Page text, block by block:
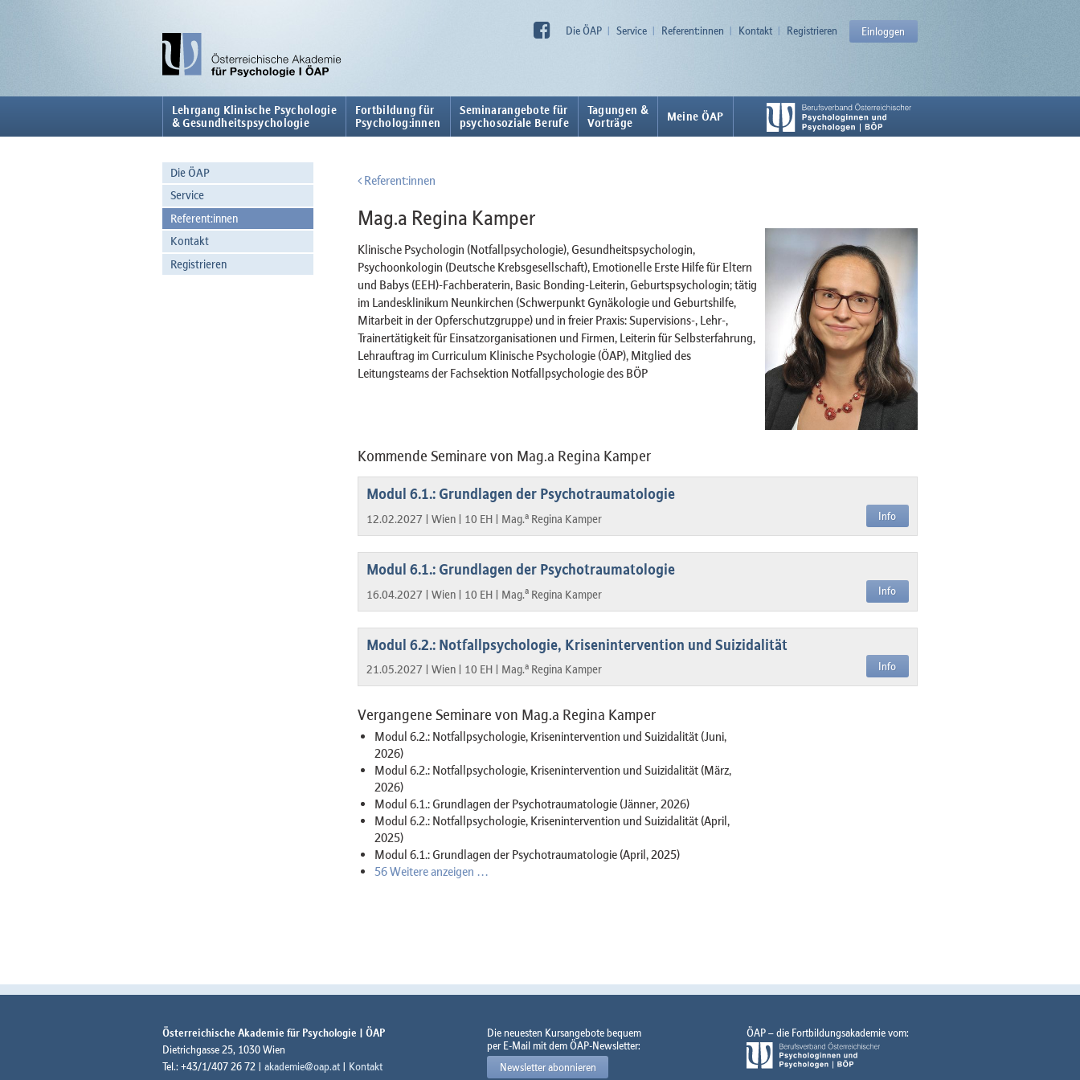
Die ÖAP Service Referent:innen Kontakt Registrieren Einloggen
Lehrgang Klinische Psychologie
& Gesundheitspsychologie
Fortbildung für
Psycholog:innen
Seminarangebote für
psychosoziale Berufe
Tagungen &
Vorträge
Meine ÖAP
Die ÖAP
Service
Referent:innen
Kontakt
Registrieren
Referent:innen
Mag.a Regina Kamper
Klinische Psychologin (Notfallpsychologie), Gesundheitspsychologin,
Psychoonkologin (Deutsche Krebsgesellschaft), Emotionelle Erste Hilfe für Eltern
und Babys (EEH)-Fachberaterin, Basic Bonding-Leiterin, Geburtspsychologin; tätig
im Landesklinikum Neunkirchen (Schwerpunkt Gynäkologie und Geburtshilfe,
Mitarbeit in der Opferschutzgruppe) und in freier Praxis: Supervisions-, Lehr-,
Trainertätigkeit für Einsatzorganisationen und Firmen, Leiterin für Selbsterfahrung,
Lehrauftrag im Curriculum Klinische Psychologie (ÖAP), Mitglied des
Leitungsteams der Fachsektion Notfallpsychologie des BÖP
Kommende Seminare von Mag.a Regina Kamper
Modul 6.1.: Grundlagen der Psychotraumatologie
12.02.2027 | Wien | 10 EH | Mag.aRegina Kamper Info
Modul 6.1.: Grundlagen der Psychotraumatologie
16.04.2027 | Wien | 10 EH | Mag.aRegina Kamper Info
Modul 6.2.: Notfallpsychologie, Krisenintervention und Suizidalität
21.05.2027 | Wien | 10 EH | Mag.aRegina Kamper Info
Vergangene Seminare von Mag.a Regina Kamper
Modul 6.2.: Notfallpsychologie, Krisenintervention und Suizidalität (Juni,
2026)
Modul 6.2.: Notfallpsychologie, Krisenintervention und Suizidalität (März,
2026)
Modul 6.1.: Grundlagen der Psychotraumatologie (Jänner, 2026)
Modul 6.2.: Notfallpsychologie, Krisenintervention und Suizidalität (April,
2025)
Modul 6.1.: Grundlagen der Psychotraumatologie (April, 2025)
56 Weitere anzeigen …
Österreichische Akademie für Psychologie | ÖAP
Dietrichgasse 25, 1030 Wien
Tel.: +43/1/407 26 72 | akademie@oap.at | Kontakt
Die neuesten Kursangebote bequem
per E-Mail mit dem ÖAP-Newsletter:
Newsletter abonnieren
ÖAP – die Fortbildungsakademie vom: